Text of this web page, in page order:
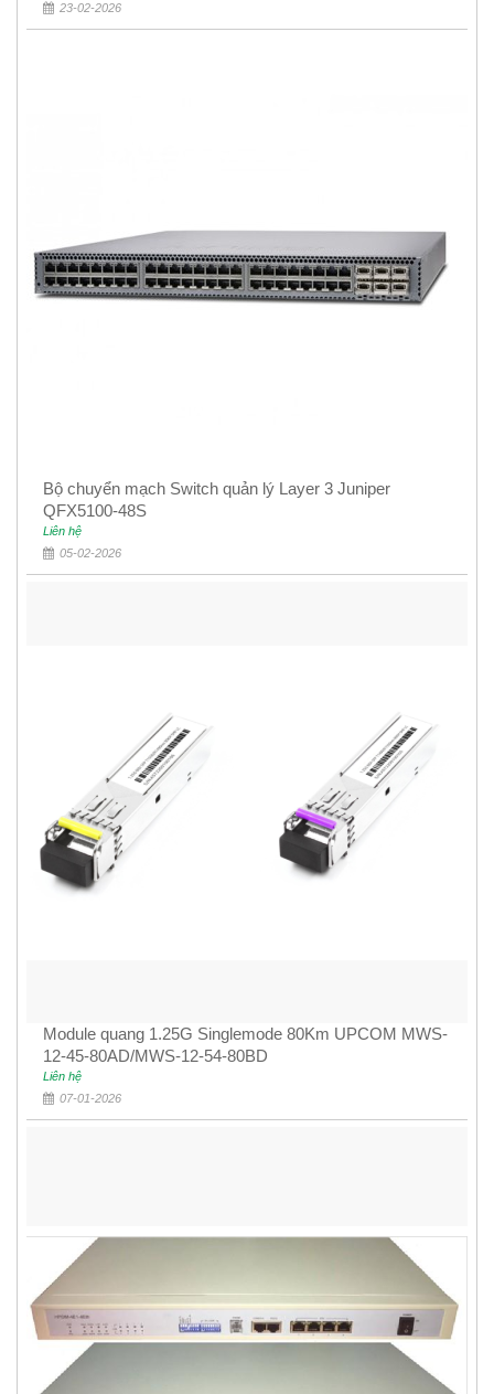
23-02-2026
Bộ chuyển mạch Switch quản lý Layer 3 Juniper
QFX5100-48S
Liên hệ
05-02-2026
Module quang 1.25G Singlemode 80Km UPCOM MWS-
12-45-80AD/MWS-12-54-80BD
Liên hệ
07-01-2026